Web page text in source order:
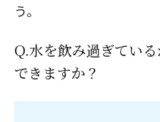
う。
Q.水を飲み過ぎてい
できますか？